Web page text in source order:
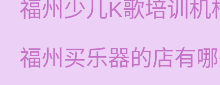
福州少儿K歌培训机
福州买乐器的店有